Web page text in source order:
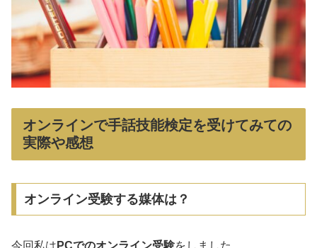
オンラインで手話技能検定を受けてみての
実際や感想
オンライン受験する媒体は？
今回私は PCでのオンライン受験をしました